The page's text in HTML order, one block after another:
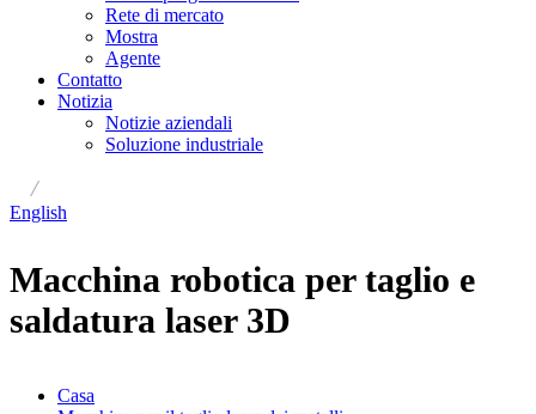
Rete di mercato
Mostra
Agente
Contatto
Notizia
Notizie aziendali
Soluzione industriale
/
English
Macchina robotica per taglio e
saldatura laser 3D
Casa